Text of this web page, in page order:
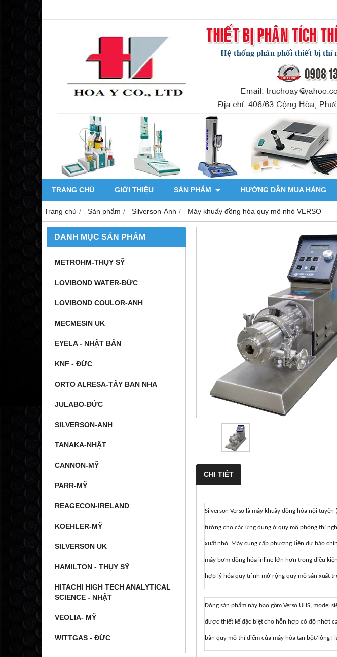
TRANG CHỦ GIỚI THIỆU SẢN PHẨM HƯỚNG DẪN MUA HÀNG
Trang chủ Sản phẩm Silverson-Anh Máy khuấy đồng hóa quy mô nhỏ VERSO
DANH MỤC SẢN PHẨM
METROHM-THỤY SỸ
LOVIBOND WATER-ĐỨC
LOVIBOND COULOR-ANH
MECMESIN UK
EYELA - NHẬT BẢN
KNF - ĐỨC
ORTO ALRESA-TÂY BAN NHA
JULABO-ĐỨC
SILVERSON-ANH
TANAKA-NHẬT
CANNON-MỸ
PARR-MỸ
REAGECON-IRELAND
KOEHLER-MỸ
SILVERSON UK
HAMILTON - THỤY SỸ
HITACHI HIGH TECH ANALYTICAL
SCIENCE - NHẬT
VEOLIA- MỸ
WITTGAS - ĐỨC
CHI TIẾT
Silverson Verso là máy khuấy đồng hóa nội tuyến
tưởng cho các ứng dụng ở quy mô phòng thí
xuất nhỏ. Máy cungcấp phươngtiện dự báo
máy bơm đồng hóainline lớn hơn trong điều kiện
hợp lý hóa quy trình mở rộng quy mô sản xuất
Dòng sản phẩm này bao gồm Verso UHS, model s
được thiết kế đặc biệtcho hỗn hợp có độ nhớt
bản quy mô thí điểm của máy hòa tan bột/lỏng